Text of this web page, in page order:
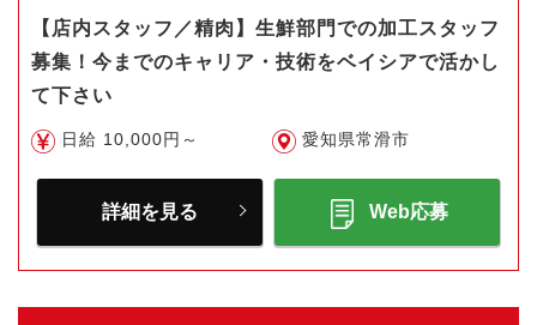
【店内スタッフ／精肉】生鮮部門での加工スタッフ
募集！今までのキャリア・技術をベイシアで活かし
て下さい
日給 10,000円～ 愛知県常滑市
詳細を見る Web応募